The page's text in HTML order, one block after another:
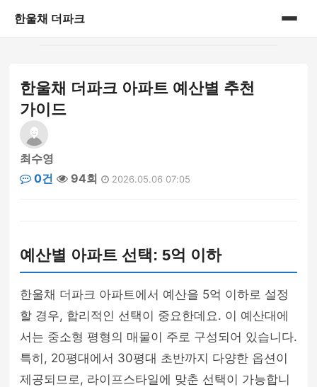
한울채 더파크
게시판
한울채 더파크 아파트 예산별 추천
가이드
최수영
0건
94회 2026.05.06 07:05
예산별 아파트 선택: 5억 이하
한울채 더파크 아파트에서 예산을 5억 이하로 설정
할 경우, 합리적인 선택이 중요한데요. 이 예산대에
서는 중소형 평형의 매물이 주로 구성되어 있습니다.
특히, 20평대에서 30평대 초반까지 다양한 옵션이
제공되므로, 라이프스타일에 맞춘 선택이 가능합니